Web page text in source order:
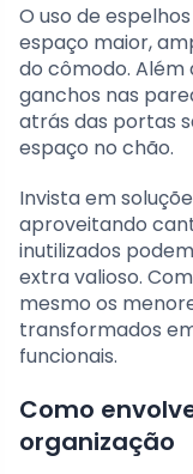
O uso de
espaço maior,
do cômodo. Além
ganchos nas
atrás das portas
espaço no chão.
Invista em
aproveitando
inutilizados
extra valioso.
mesmo os
transformados
funcionais.
Como
organização